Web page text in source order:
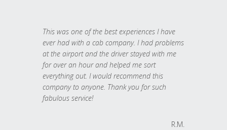
This was one of the best experiences I have
ever had with a cab company. I had problems
at the airport and the driver stayed with me
for over an hour and helped me sort
everything out. I would recommend this
company to anyone. Thank you for such
fabulous service!
R.M.